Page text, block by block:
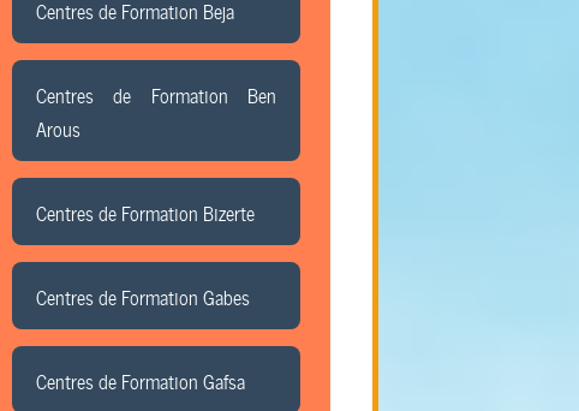
Centres de Formation Beja
Centres de Formation Ben
Arous
Centres de Formation Bizerte
Centres de Formation Gabes
Centres de Formation Gafsa